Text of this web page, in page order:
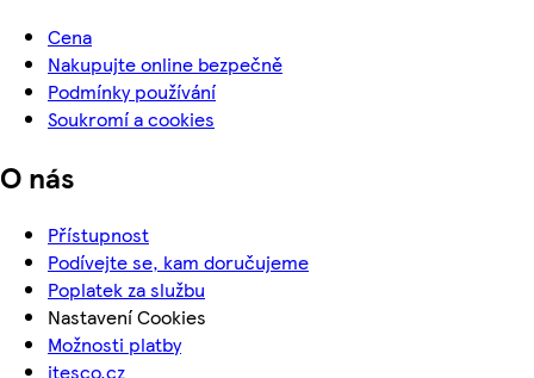
Cena
Nakupujte online bezpečně
Podmínky používání
Soukromí a cookies
O nás
Přístupnost
Podívejte se, kam doručujeme
Poplatek za službu
Nastavení Cookies
Možnosti platby
itesco.cz